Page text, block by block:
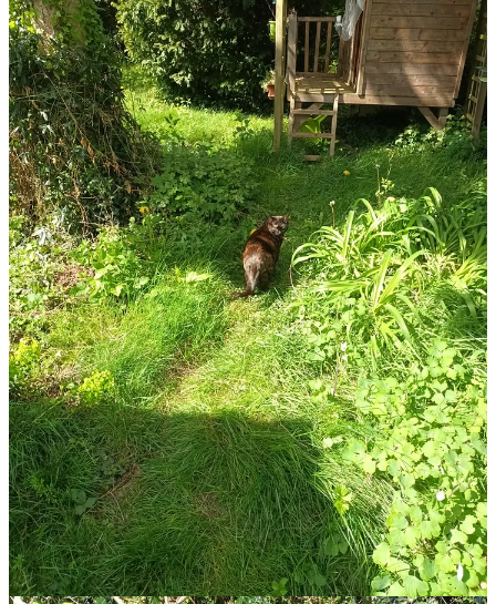
Et vous, comment s’est passé votre week-end de Pâques ?
Le coin des découvertes
Newsletters substack
Pour cette semaine, j’ai envie de vous partager des newsletter
auxquelles je me suis abonnées dernièrement sur Substack.
Newsletter is coming: Vous aimez la pop culture ? Vous avez
envie de découvrir de nouvelles choses ? Ce substack est fait
pour vous !
Ce qu’en dise les créateurs
Un vendredi sur deux - en 6 minutes - nous vous tenons
informé·es des actualités plus ou moins récente de la pop
culture littéraire, graphique, sérielle et cinématographique,
tout en y mettant notre patte de créateur·ices.